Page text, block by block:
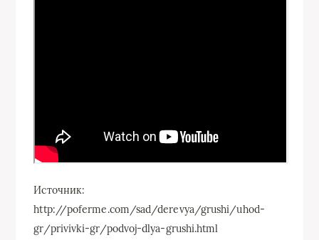
Источник:
http://poferme.com/sad/derevya/grushi/uhod-
gr/privivki-gr/podvoj-dlya-grushi.html